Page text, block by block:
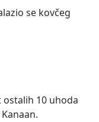
se kovčeg
ostalih 10 uhoda